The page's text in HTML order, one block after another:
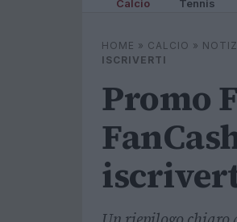
Calcio Tennis
HOME » CALCIO »
ISCRIVERTI
Promo